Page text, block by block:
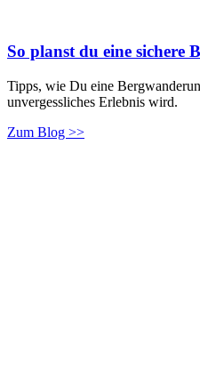
So planst du eine sichere
Tipps, wie Du eine
unvergessliches Erlebnis wird.
Zum Blog >>